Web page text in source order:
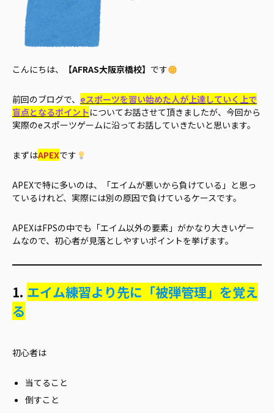
こんにちは、 【AFRAS大阪京橋校】 です
前回のブログで、 eスポーツを習い始めた人が上達していく上で
盲点となるポイントについてお話させて頂きましたが、今回から
実際のeスポーツゲームに沿ってお話していきたいと思います。
まずはAPEXです
APEXで特に多いのは、「エイムが悪いから負けている」と思っ
ているけれど、実際には別の原因で負けているケースです。
APEXはFPSの中でも「エイム以外の要素」がかなり大きいゲー
ムなので、初心者が見落としやすいポイントを挙げます。
1. エイム練習より先に「被弾管理」を覚え
る
初心者は
当てること
倒すこと